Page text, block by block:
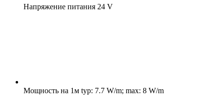
Напряжение питания 24 V
Мощность на 1м typ: 7.7 W/m; max: 8 W/m